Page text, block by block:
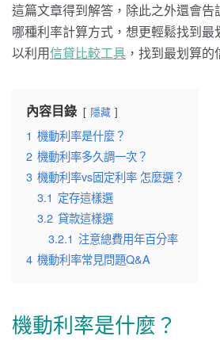
這篇文章得到解答，除此之外還會
哪種利率計算方式，想更輕鬆找到
以利用信貸比較工具 ，找到最划算的
內容目錄 隱藏
1 機動利率是什麼？
2 機動利率多久調一次？
3 機動利率vs固定利率 怎麼選？
3.1 定存這樣選
3.2 貸款這樣選
3.2.1 注意總費用年百分率
4 機動利率常見問題Q&A
機動利率是什麼？